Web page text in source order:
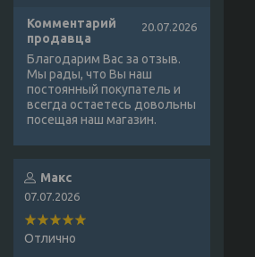
Комментарий
продавца
20.07.2026
Благодарим Вас за отзыв.
Мы рады, что Вы наш
постоянный покупатель и
всегда остаетесь довольны
посещая наш магазин.
Макс
07.07.2026
Отлично